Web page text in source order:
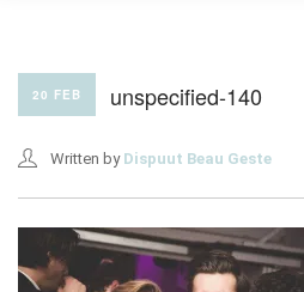
LUSTRUM VIII
20 FEB unspecified-140
Written by Dispuut Beau Geste